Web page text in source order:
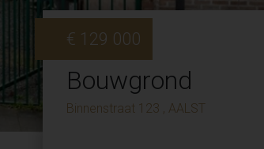
Bouwgrond
Binnenstraat 123 , AALST
€ 129 000